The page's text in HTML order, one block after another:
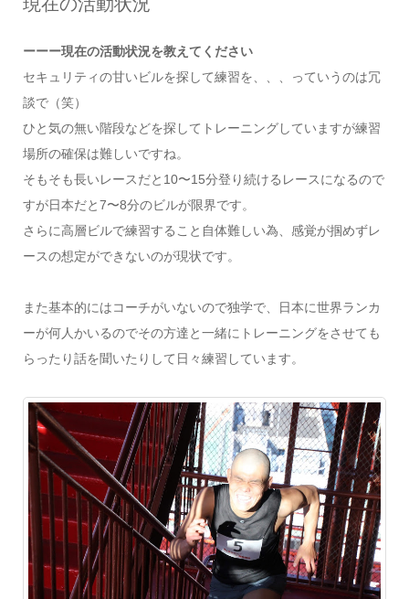
ーーー現在の活動状況を教えてください
セキュリティの甘いビルを探して練習を、、、っていうのは冗
談で（笑）
ひと気の無い階段などを探してトレーニングしていますが練習
場所の確保は難しいですね。
そもそも長いレースだと10〜15分登り続けるレースになるので
すが日本だと7〜8分のビルが限界です。
さらに高層ビルで練習すること自体難しい為、感覚が掴めずレ
ースの想定ができないのが現状です。
また基本的にはコーチがいないので独学で、日本に世界ランカ
ーが何人かいるのでその方達と一緒にトレーニングをさせても
らったり話を聞いたりして日々練習しています。